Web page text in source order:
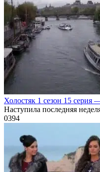
Холостяк 1 сезон 15 серия
Наступила последняя
0394